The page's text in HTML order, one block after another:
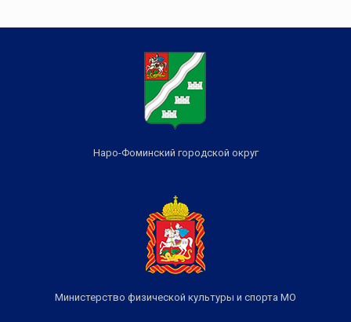
Наро-Фоминский городской округ
Министерство физической культуры и спорта МО